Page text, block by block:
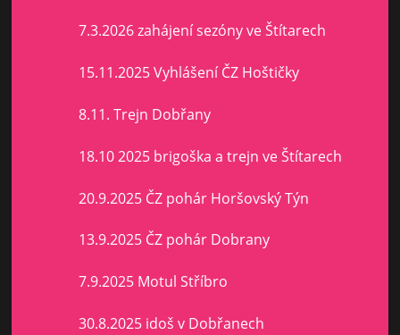
7.3.2026 zahájení sezóny ve Štítarech
15.11.2025 Vyhlášení ČZ Hoštičky
8.11. Trejn Dobřany
18.10 2025 brigoška a trejn ve Štítarech
20.9.2025 ČZ pohár Horšovský Týn
13.9.2025 ČZ pohár Dobrany
7.9.2025 Motul Stříbro
30.8.2025 idoš v Dobřanech